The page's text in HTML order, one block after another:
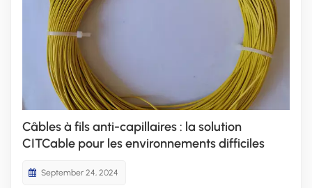
Câbles à fils anti-capillaires : la solution
CITCable pour les environnements difficiles
September 24, 2024